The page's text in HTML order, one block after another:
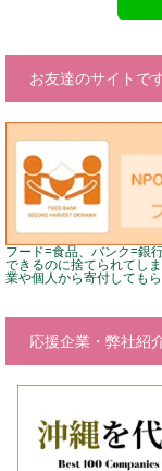
お友達のサイトです
フード=食品、バンク=銀
できるのに捨てられてし
業や個人から寄付しても
応援企業・弊社紹